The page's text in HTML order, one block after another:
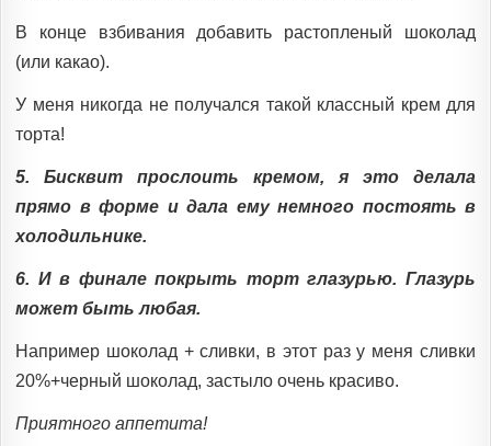
В конце взбивания добавить растопленый шоколад
(или какао).
У меня никогда не получался такой классный крем для
торта!
5. Бисквит прослоить кремом, я это делала
прямо в форме и дала ему немного постоять в
холодильнике.
6. И в финале покрыть торт глазурью. Глазурь
может быть любая.
Например шоколад + сливки, в этот раз у меня сливки
20%+черный шоколад, застыло очень красиво.
Приятного аппетита!